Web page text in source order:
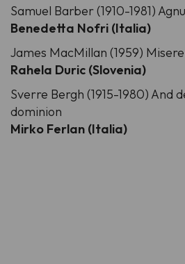
Samuel Barber (1910-1981)
Benedetta Nofri (Italia)
James MacMillan (1959)
Rahela Duric (Slovenia)
Sverre Bergh (1915-1980) And
dominion
Mirko Ferlan (Italia)